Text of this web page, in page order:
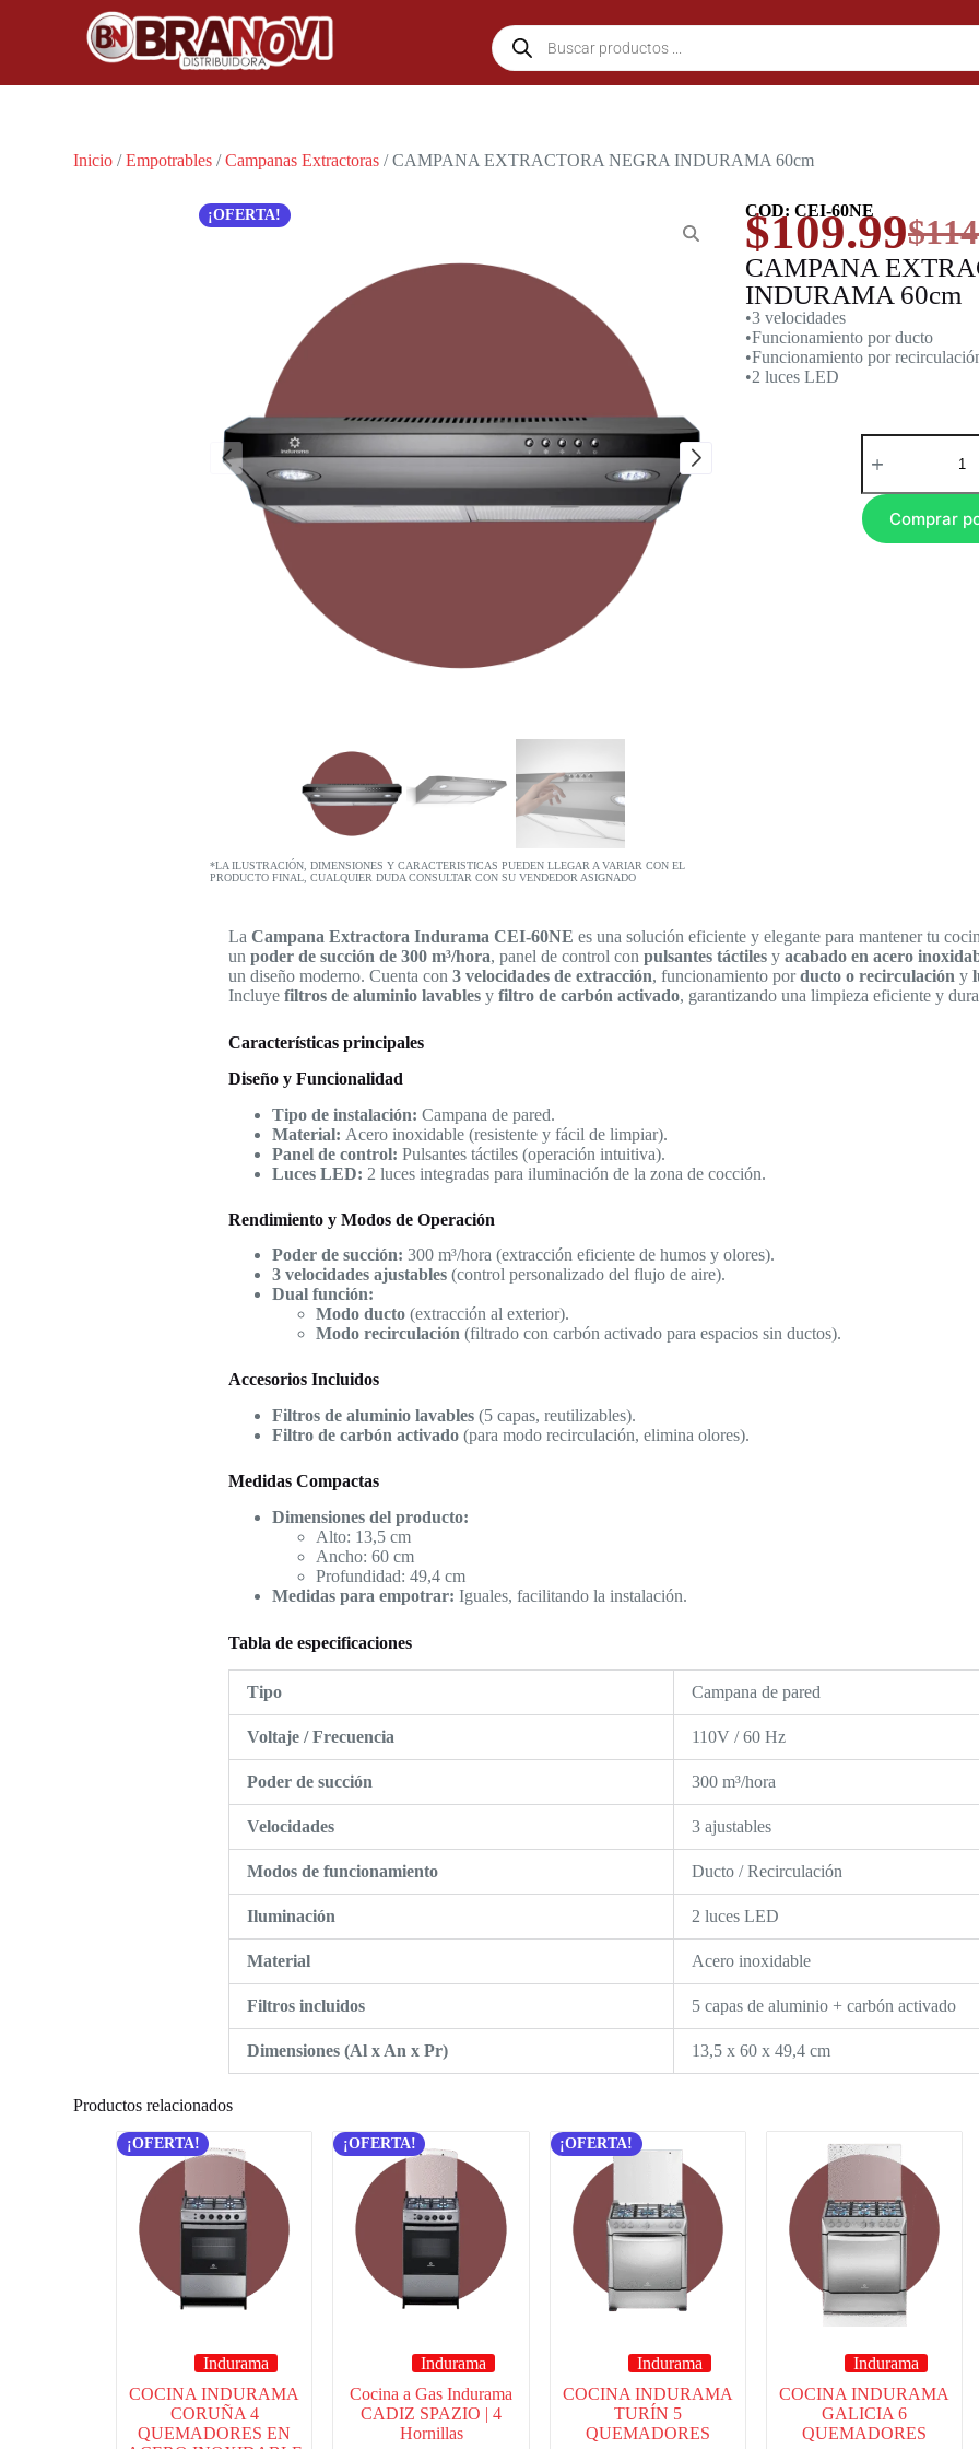
Inicio /Empotrables /Campanas Extractoras / CAMPANA EXTRACTORA NEGRA INDURAMA 60cm
¡OFERTA!
*LA ILUSTRACIÓN, DIMENSIONES Y CARACTERISTICAS PUEDEN LLEGAR A VARIAR CON EL
PRODUCTO FINAL, CUALQUIER DUDA CONSULTAR CON SU VENDEDOR ASIGNADO
COD: CEI-60NE
$
$109.99
CAMPANA
INDURAMA 60cm
•3 velocidades
•Funcionamiento por ducto
•Funcionamiento por
•2 luces LED
Comprar
La Campana Extractora Indurama CEI-60NE es una solución eficiente y elegante para mantener tu
un poder de succión de 300 m³/hora, panel de control con pulsantes táctilesy acabado en acero
un diseño moderno. Cuenta con 3 velocidades de extracción, funcionamiento porducto o recirculación y
Incluye filtros de aluminio lavablesy filtro de carbón activado, garantizando una limpieza eficiente y
Características principales
Diseño y Funcionalidad
Tipo de instalación: Campana de pared.
Material: Acero inoxidable (resistente y fácil de limpiar).
Panel de control: Pulsantes táctiles (operación intuitiva).
Luces LED: 2 luces integradas para iluminación de la zona de cocción.
Rendimiento y Modos de Operación
Poder de succión: 300 m³/hora (extracción eficiente de humos y olores).
3 velocidades ajustables(control personalizado del flujo de aire).
Dual función:
Modo ducto(extracción al exterior).
Modo recirculación (filtrado con carbón activado para espacios sin ductos).
Accesorios Incluidos
Filtros de aluminio lavables(5 capas, reutilizables).
Filtro de carbón activado(para modo recirculación, elimina olores).
Medidas Compactas
Dimensiones del producto:
Alto: 13,5 cm
Ancho: 60 cm
Profundidad: 49,4 cm
Medidas para empotrar: Iguales, facilitando la instalación.
Tabla de especificaciones
Tipo Campana de pared
Voltaje / Frecuencia 110V / 60 Hz
Poder de succión 300 m³/hora
Velocidades 3 ajustables
Modos de funcionamiento Ducto / Recirculación
Iluminación 2 luces LED
Material Acero inoxidable
Filtros incluidos 5 capas de aluminio + carbón activado
Dimensiones (Al x An x Pr) 13,5 x 60 x 49,4 cm
Productos relacionados
¡OFERTA!
Indurama
COCINA INDURAMA
CORUÑA 4
QUEMADORES EN
¡OFERTA!
Indurama
Cocina a Gas Indurama
CADIZ SPAZIO | 4
Hornillas
¡OFERTA!
Indurama
COCINA INDURAMA
TURÍN 5
QUEMADORES
Indurama
COCINA INDURAMA
GALICIA 6
QUEMADORES